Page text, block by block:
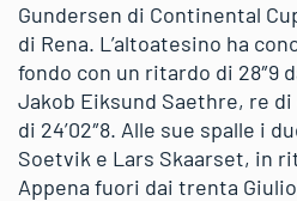
Gundersen di Continental
di Rena. L’altoatesino ha
fondo con un ritardo di 28″9
Jakob Eiksund Saethre, re
di 24’02″8. Alle sue spalle i
Soetvik e Lars Skaarset, in
Appena fuori dai trenta